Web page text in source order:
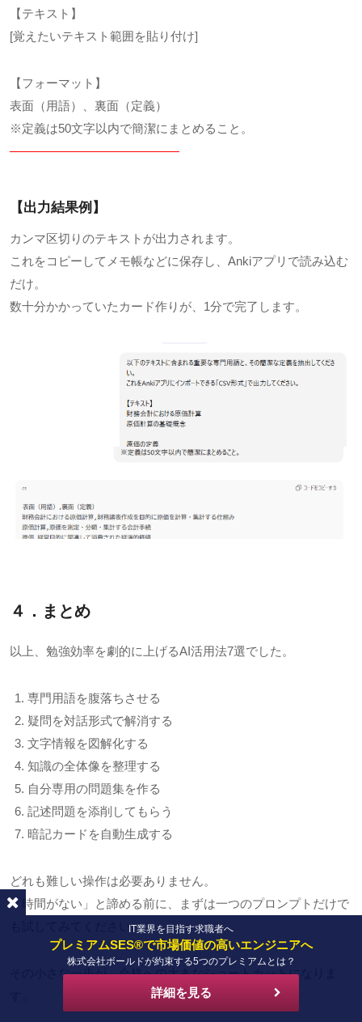
【テキスト】
[覚えたいテキスト範囲を貼り付け]
【フォーマット】
表面（用語）、裏面（定義）
※定義は50文字以内で簡潔にまとめること。
——————————————
【出力結果例】
カンマ区切りのテキストが出力されます。
これをコピーしてメモ帳などに保存し、Ankiアプリで読み込む
だけ。
数十分かかっていたカード作りが、1分で完了します。
４．まとめ
以上、勉強効率を劇的に上げるAI活用法7選でした。
専門用語を腹落ちさせる
疑問を対話形式で解消する
文字情報を図解化する
知識の全体像を整理する
自分専用の問題集を作る
記述問題を添削してもらう
暗記カードを自動生成する
どれも難しい操作は必要ありません。
「時間がない」と諦める前に、まずは一つのプロンプトだけで
も試してみてください。
その小さな一歩が、合格への大きなショートカットになりま
IT業界を目指す求職者へ
プレミアムSES®で市場価値の高いエンジニアへ
株式会社ボールドが約束する5つのプレミアムとは？
詳細を見る